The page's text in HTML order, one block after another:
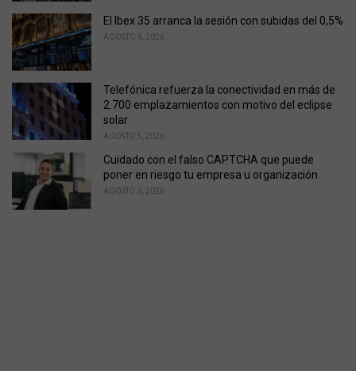
El Ibex 35 arranca la sesión con subidas del 0,5%
AGOSTO 6, 2026
Telefónica refuerza la conectividad en más de
2.700 emplazamientos con motivo del eclipse
solar
AGOSTO 5, 2026
Cuidado con el falso CAPTCHA que puede
poner en riesgo tu empresa u organización
AGOSTO 5, 2026